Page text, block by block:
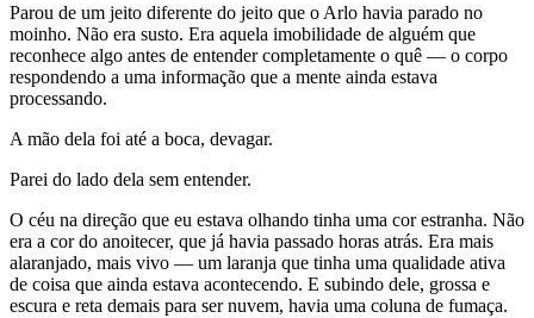
Parou de um jeito diferente do jeito que o Arlo havia parado no
moinho. Não era susto. Era aquela imobilidade de alguém que
reconhece algo antes de entender completamente o quê — o corpo
respondendo a uma informação que a mente ainda estava
processando.
A mão dela foi até a boca, devagar.
Parei do lado dela sem entender.
O céu na direção que eu estava olhando tinha uma cor estranha. Não
era a cor do anoitecer, que já havia passado horas atrás. Era mais
alaranjado, mais vivo — um laranja que tinha uma qualidade ativa
de coisa que ainda estava acontecendo. E subindo dele, grossa e
escura e reta demais para ser nuvem, havia uma coluna de fumaça.